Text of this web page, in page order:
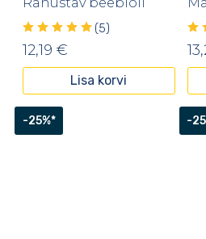
(5)
12,19 €
Lisa korvi
-25%* -